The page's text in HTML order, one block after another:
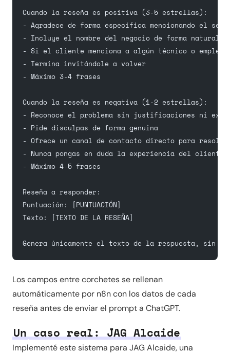
Cuando la reseña es positiva (3-5 estrellas):
- Agradece de forma específica mencionando el
- Incluye el nombre del negocio de forma natural
- Si el cliente menciona a algún técnico o
- Termina invitándole a volver
- Máximo 3-4 frases
Cuando la reseña es negativa (1-2 estrellas):
- Reconoce el problema sin justificaciones ni
- Pide disculpas de forma genuina
- Ofrece un canal de contacto directo para
- Nunca pongas en duda la experiencia del cliente
- Máximo 4-5 frases
Reseña a responder:
Puntuación: [PUNTUACIÓN]
Texto: [TEXTO DE LA RESEÑA]
Genera únicamente el texto de la respuesta, sin
Los campos entre corchetes se rellenan
automáticamente por n8n con los datos de cada
reseña antes de enviar el prompt a ChatGPT.
Un caso real: JAG Alcaide
Implementé este sistema para JAG Alcaide, una